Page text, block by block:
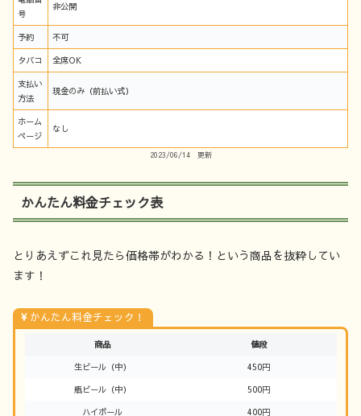
号
非公開
予約
不可
タバコ
全席OK
支払い
方法
現金のみ（前払い式）
ホーム
ページ
なし
2023/06/14 更新
かんたん料金チェック表
とりあえずこれ見たら価格帯がわかる！という商品を抜粋してい
ます！
かんたん料金チェック！
商品
値段
生ビール（中）
450円
瓶ビール（中）
500円
ハイボール
400円